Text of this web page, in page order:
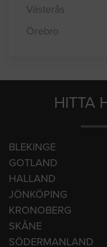
Västerås
Örebro
HITTA
BLEKINGE
GOTLAND
HALLAND
JÖNKÖPING
KRONOBERG
SKÅNE
SÖDERMANLAND